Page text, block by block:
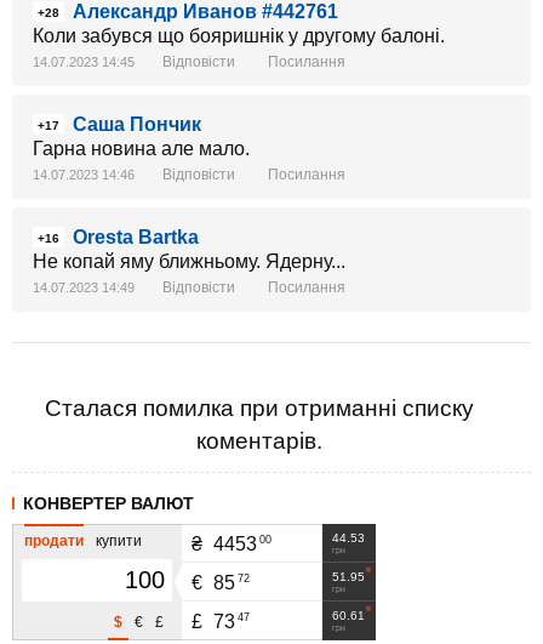
+28
Александр Иванов #442761
Коли забувся що бояришнік у другому балоні.
14.07.2023 14:45 Відповісти Посилання
+17
Саша Пончик
Гарна новина але мало.
14.07.2023 14:46 Відповісти Посилання
+16
Oresta Bartka
Не копай яму ближньому. Ядерну...
14.07.2023 14:49 Відповісти Посилання
Сталася помилка при отриманні списку
коментарів.
КОНВЕРТЕР ВАЛЮТ
продати купити
£
€
$
44.53
грн
₴ 4453 00
51.95
грн
€ 85 72
60.61
грн
£ 73 47